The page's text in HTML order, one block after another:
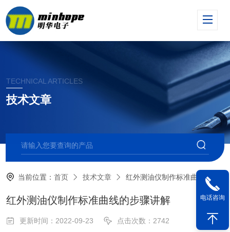
TECHNICAL ARTICLES
技术文章
当前位置：首页 技术文章 红外测油仪制作标准曲线的步骤讲解
红外测油仪制作标准曲线的步骤讲解
更新时间：2022-09-23 点击次数：2742
电话咨询